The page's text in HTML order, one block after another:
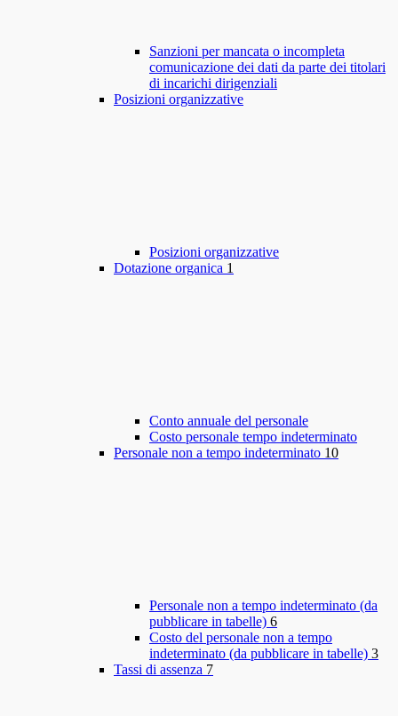
Sanzioni per mancata o incompleta
comunicazione dei dati da parte dei titolari
di incarichi dirigenziali
Posizioni organizzative
Posizioni organizzative
Dotazione organica 1
Conto annuale del personale
Costo personale tempo indeterminato
Personale non a tempo indeterminato 10
Personale non a tempo indeterminato (da
pubblicare in tabelle) 6
Costo del personale non a tempo
indeterminato (da pubblicare in tabelle) 3
Tassi di assenza 7